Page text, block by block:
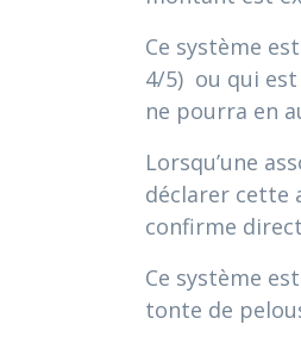
Ce système
4/5) ou qui
ne pourra en
Lorsqu’une
déclarer cette
confirme
Ce système
tonte de